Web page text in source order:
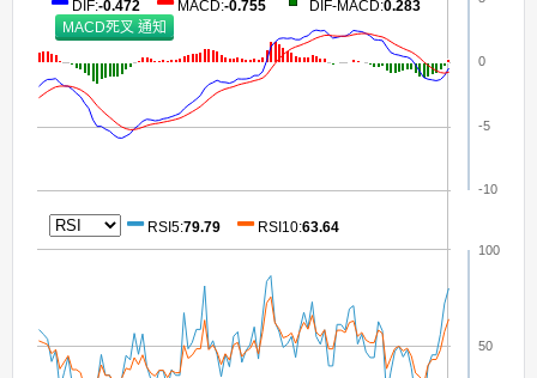
-10
-5
0
50
100
DIF:-0.472 MACD:-0.755 DIF-MACD:0.283
RSI5:79.79 RSI10:63.64